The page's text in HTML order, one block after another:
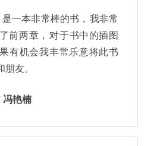
是一本非常棒的书
我非常
前两章 ， 对于书中的插图
有机会我丰常乐意将此书
朋友。
冯艳楠